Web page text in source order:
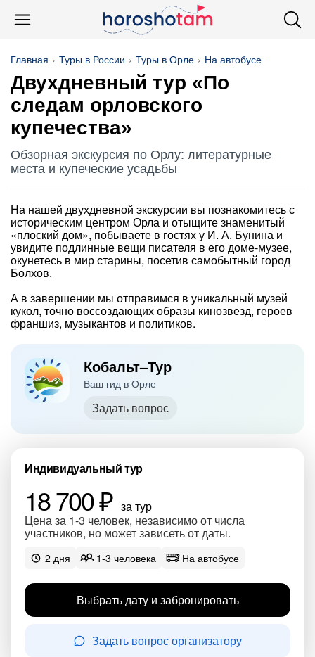
Главная Туры в России Туры в Орле На автобусе
Двухдневный тур «По
следам орловского
купечества»
Обзорная экскурсия по Орлу: литературные
места и купеческие усадьбы
На нашей двухдневной экскурсии вы познакомитесь с
историческим центром Орла и отыщите знаменитый
«плоский дом», побываете в гостях у И. А. Бунина и
увидите подлинные вещи писателя в его доме-музее,
окунетесь в мир старины, посетив самобытный город
Болхов.
А в завершении мы отправимся в уникальный музей
кукол, точно воссоздающих образы кинозвезд, героев
франшиз, музыкантов и политиков.
Кобальт–Тур
Ваш гид в Орле
Задать вопрос
Индивидуальный тур
18 700 ₽ за тур
Цена за 1-3 человек, независимо от числа
участников, но может зависеть от даты.
2 дня 1-3 человека На автобусе
Выбрать дату и забронировать
Задать вопрос организатору